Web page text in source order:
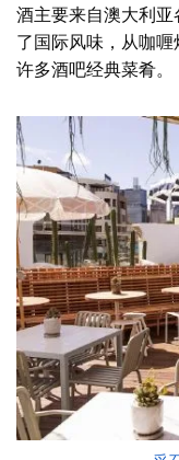
酒主要来自澳大利
了国际风味，从咖
许多酒吧经典菜肴。